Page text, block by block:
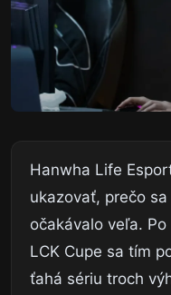
Hanwha Life
ukazovať, prečo
očakávalo veľa.
LCK Cupe sa tím
ťahá sériu troch